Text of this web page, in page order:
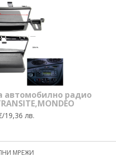
автомобилно радио
19,36 лв.
МРЕЖИ